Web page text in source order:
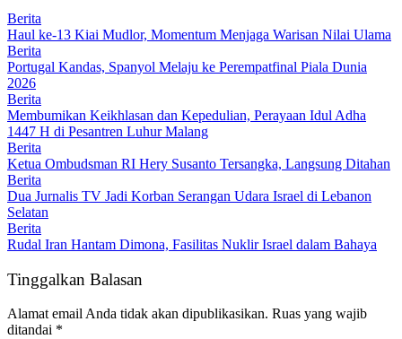
Berita
Haul ke-13 Kiai Mudlor, Momentum Menjaga Warisan Nilai Ulama
Berita
Portugal Kandas, Spanyol Melaju ke Perempatfinal Piala Dunia
2026
Berita
Membumikan Keikhlasan dan Kepedulian, Perayaan Idul Adha
1447 H di Pesantren Luhur Malang
Berita
Ketua Ombudsman RI Hery Susanto Tersangka, Langsung Ditahan
Berita
Dua Jurnalis TV Jadi Korban Serangan Udara Israel di Lebanon
Selatan
Berita
Rudal Iran Hantam Dimona, Fasilitas Nuklir Israel dalam Bahaya
Tinggalkan Balasan
Alamat email Anda tidak akan dipublikasikan. Ruas yang wajib
ditandai *